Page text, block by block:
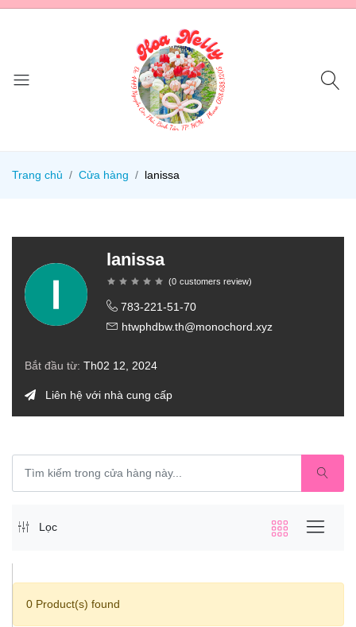
Trang chủ Cửa hàng lanissa
lanissa
(0 customers review)
783-221-51-70
htwphdbw.th@monochord.xyz
Bắt đầu từ: Th02 12, 2024
Liên hệ với nhà cung cấp
Lọc
0 Product(s) found